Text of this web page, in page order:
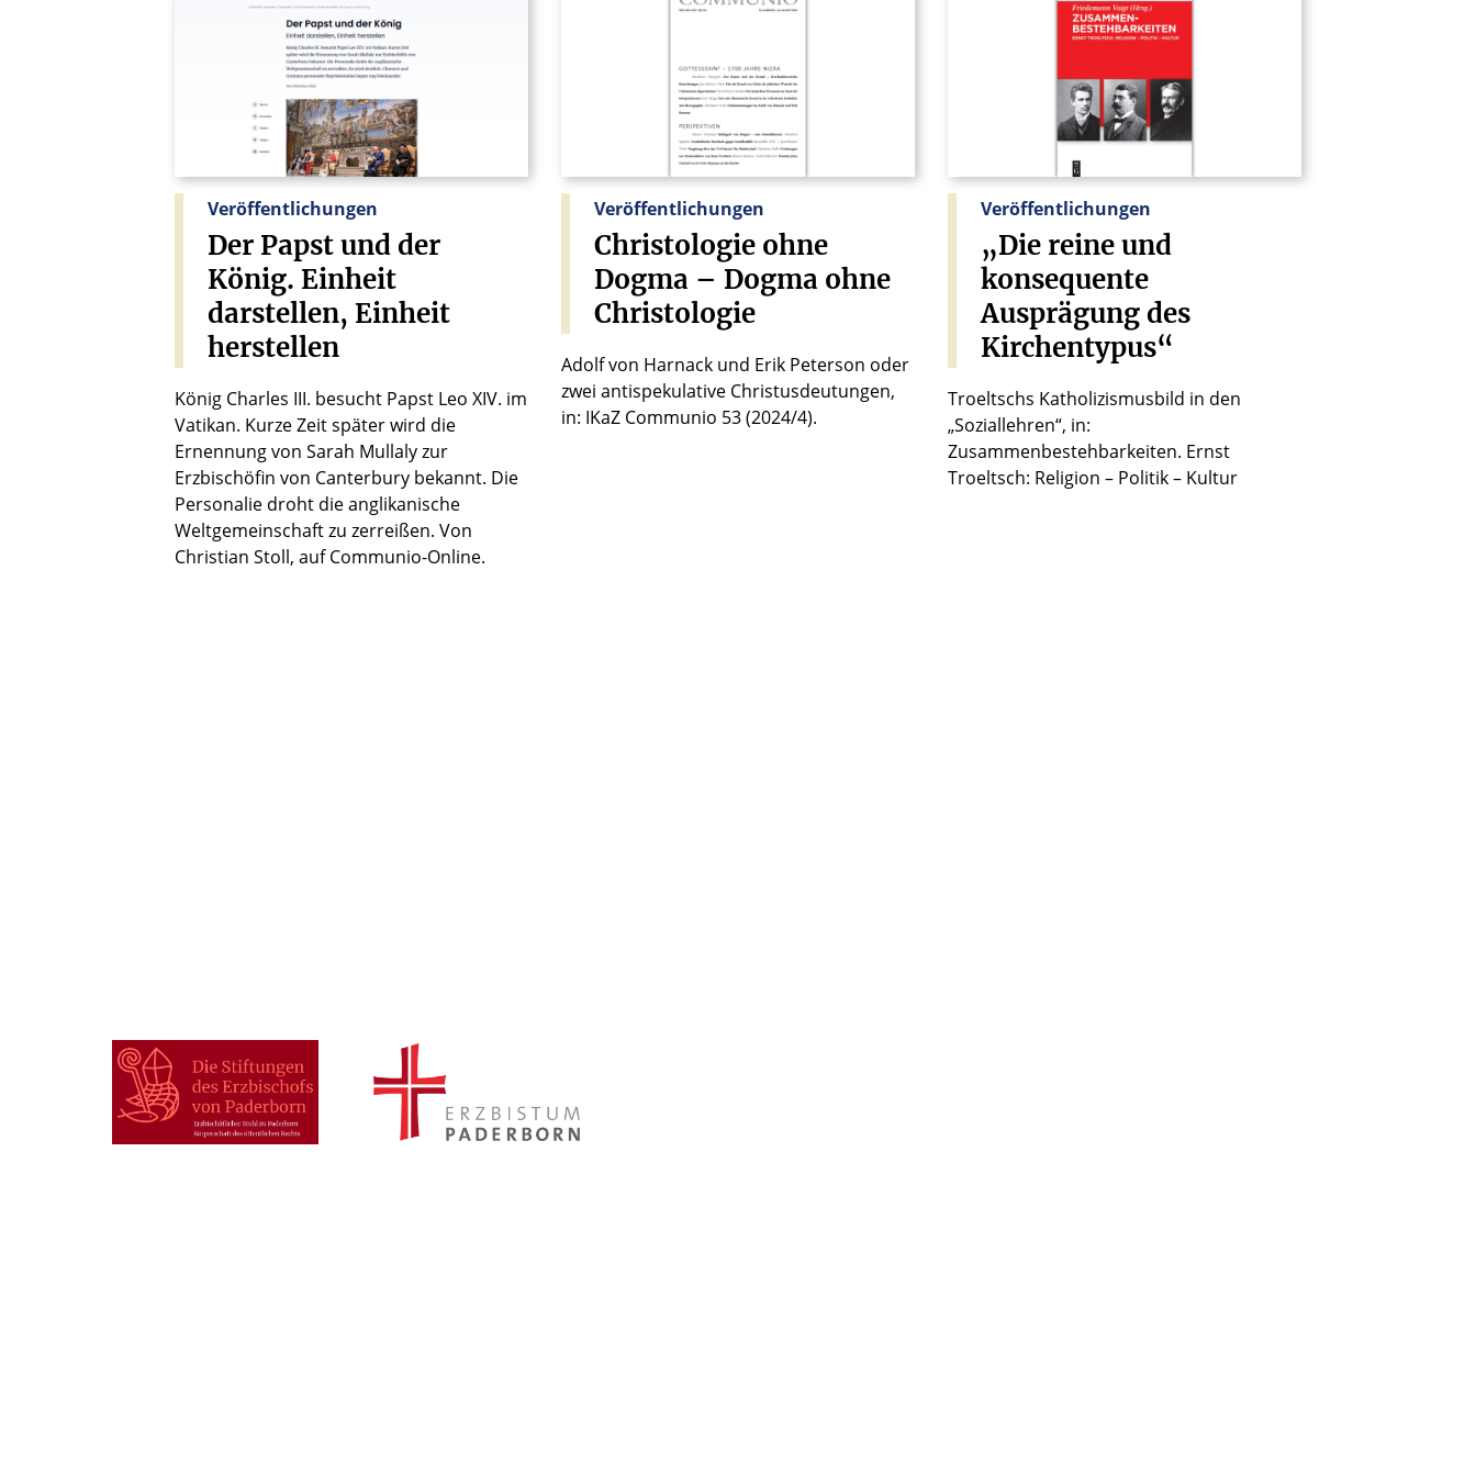
Veröffentlichungen
Der Papstundder
König. Einheit
darstellen, Einheit
herstellen
König Charles III. besucht Papst Leo XIV. im
Vatikan. Kurze Zeit später wird die
Ernennung von Sarah Mullaly zur
Erzbischöfin von Canterbury bekannt. Die
Personalie droht die anglikanische
Weltgemeinschaft zu zerreißen. Von
Christian Stoll, auf Communio-Online.
Veröffentlichungen
Christologie ohne
Dogma – Dogma ohne
Christologie
Adolf von Harnack und Erik Peterson oder
zwei antispekulative Christusdeutungen,
in: IKaZ Communio 53 (2024/4).
Veröffentlichungen
„Die reineund
konsequente
Ausprägungdes
Kirchentypus“
Troeltschs Katholizismusbild in den
„Soziallehren“, in:
Zusammenbestehbarkeiten. Ernst
Troeltsch: Religion – Politik – Kultur